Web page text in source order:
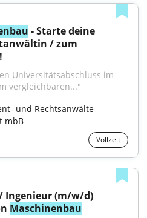
- Starte deine
/ zum
vergleichbaren..."
und Rechtsanwälte
mbB
Vollzeit
Ingenieur (m/w/d)
Maschinenbau